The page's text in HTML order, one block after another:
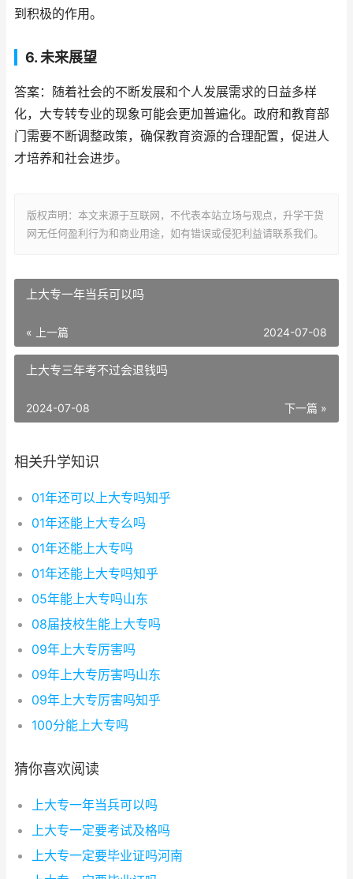
到积极的作用。
6. 未来展望
答案：随着社会的不断发展和个人发展需求的日益多样
化，大专转专业的现象可能会更加普遍化。政府和教育部
门需要不断调整政策，确保教育资源的合理配置，促进人
才培养和社会进步。
版权声明：本文来源于互联网，不代表本站立场与观点，升学干货
网无任何盈利行为和商业用途，如有错误或侵犯利益请联系我们。
上大专一年当兵可以吗
« 上一篇 2024-07-08
上大专三年考不过会退钱吗
下一篇 »
2024-07-08
相关升学知识
01年还可以上大专吗知乎
01年还能上大专么吗
01年还能上大专吗
01年还能上大专吗知乎
05年能上大专吗山东
08届技校生能上大专吗
09年上大专厉害吗
09年上大专厉害吗山东
09年上大专厉害吗知乎
100分能上大专吗
猜你喜欢阅读
上大专一年当兵可以吗
上大专一定要考试及格吗
上大专一定要毕业证吗河南